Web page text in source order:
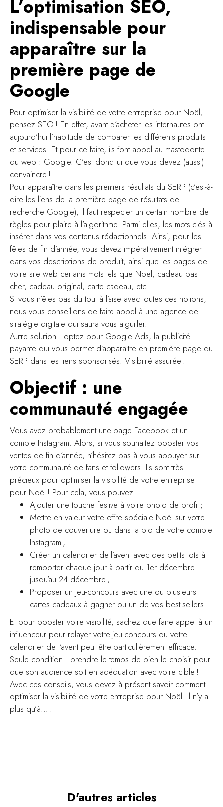
L’optimisation SEO,
indispensable pour
apparaître sur la
première page de
Google
Pour optimiser la visibilité de votre entreprise pour Noël,
pensez SEO ! En effet, avant d’acheter les internautes ont
aujourd’hui l’habitude de comparer les différents produits
et services. Et pour ce faire, ils font appel au mastodonte
du web : Google. C’est donc lui que vous devez (aussi)
convaincre !
Pour apparaître dans les premiers résultats du SERP (c’est-à-
dire les liens de la première page de résultats de
recherche Google), il faut respecter un certain nombre de
règles pour plaire à l’algorithme. Parmi elles, les mots-clés à
insérer dans vos contenus rédactionnels. Ainsi, pour les
fêtes de fin d’année, vous devez impérativement intégrer
dans vos descriptions de produit, ainsi que les pages de
votre site web certains mots tels que Noël, cadeau pas
cher, cadeau original, carte cadeau, etc.
Si vous n’êtes pas du tout à l’aise avec toutes ces notions,
nous vous conseillons de faire appel à une agence de
stratégie digitale qui saura vous aiguiller.
Autre solution : optez pour Google Ads, la publicité
payante qui vous permet d’apparaître en première page du
SERP dans les liens sponsorisés. Visibilité assurée !
Objectif : une
communauté engagée
Vous avez probablement une page Facebook et un
compte Instagram. Alors, si vous souhaitez booster vos
ventes de fin d’année, n’hésitez pas à vous appuyer sur
votre communauté de fans et followers. Ils sont très
précieux pour optimiser la visibilité de votre entreprise
pour Noël ! Pour cela, vous pouvez :
Ajouter une touche festive à votre photo de profil ;
Mettre en valeur votre offre spéciale Noël sur votre
photo de couverture ou dans la bio de votre compte
Instagram ;
Créer un calendrier de l’avent avec des petits lots à
remporter chaque jour à partir du 1er décembre
jusqu’au 24 décembre ;
Proposer un jeu-concours avec une ou plusieurs
cartes cadeaux à gagner ou un de vos best-sellers…
Et pour booster votre visibilité, sachez que faire appel à un
influenceur pour relayer votre jeu-concours ou votre
calendrier de l’avent peut être particulièrement efficace.
Seule condition : prendre le temps de bien le choisir pour
que son audience soit en adéquation avec votre cible !
Avec ces conseils, vous devez à présent savoir comment
optimiser la visibilité de votre entreprise pour Noël. Il n’y a
plus qu’à… !
D'autres articles